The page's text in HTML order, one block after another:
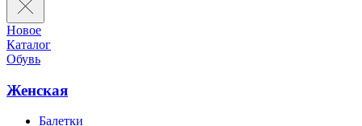
Новое
Каталог
Обувь
Женская
Балетки